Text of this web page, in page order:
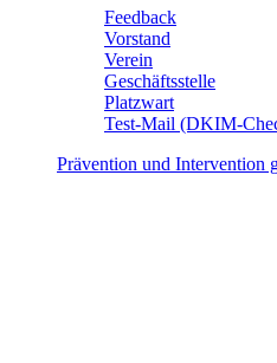
Feedback
Vorstand
Verein
Geschäftsstelle
Platzwart
Test-Mail (DKIM-
Prävention und Intervention